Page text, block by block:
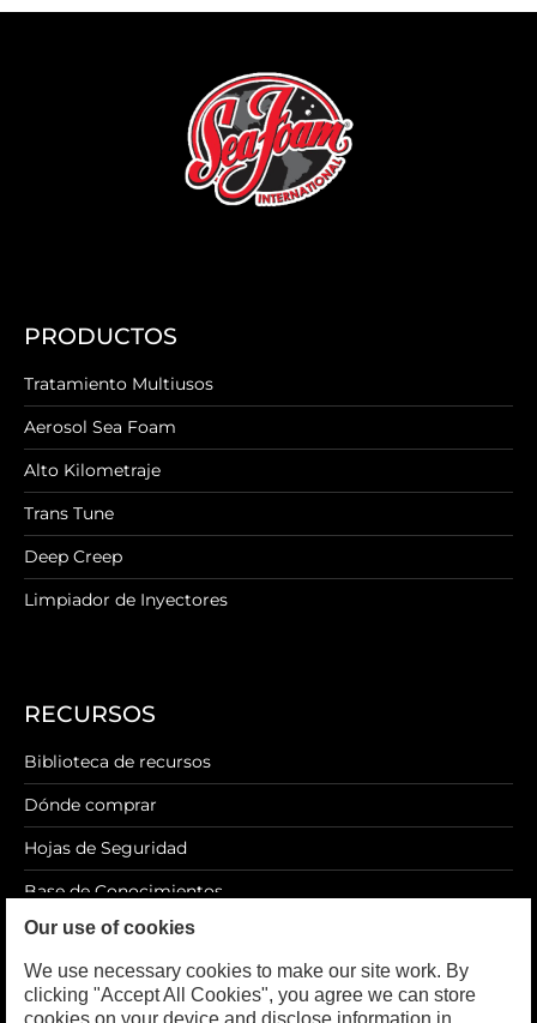
Our use of cookies
We use necessary cookies to make our site work. By
clicking "Accept All Cookies", you agree we can store
cookies on your device and disclose information in
PRODUCTOS
Tratamiento Multiusos
Aerosol Sea Foam
Alto Kilometraje
Trans Tune
Deep Creep
Limpiador de Inyectores
RECURSOS
Biblioteca de recursos
Dónde comprar
Hojas de Seguridad
Base de Conocimientos
Blog